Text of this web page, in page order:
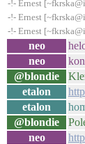
-!- Ernest
-!- Ernest
-!- Ernest
neo
neo
@blondie
etalon
etalon
@blondie
neo